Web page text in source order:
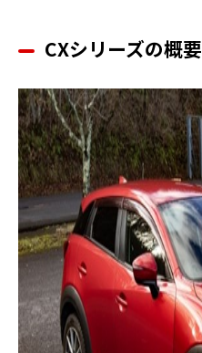
CXシリーズの概要